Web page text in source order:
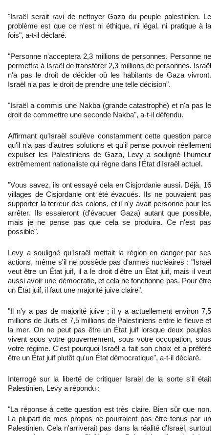
"Israël serait ravi de nettoyer Gaza du peuple palestinien. Le
problème est que ce n'est ni éthique, ni légal, ni pratique à la
fois", a-t-il déclaré.
"Personne n'acceptera 2,3 millions de personnes. Personne ne
permettra à Israël de transférer 2,3 millions de personnes. Israël
n'a pas le droit de décider où les habitants de Gaza vivront.
Israël n'a pas le droit de prendre une telle décision".
"Israël a commis une Nakba (grande catastrophe) et n'a pas le
droit de commettre une seconde Nakba", a-t-il défendu.
Affirmant qu'Israël soulève constamment cette question parce
qu'il n'a pas d'autres solutions et qu'il pense pouvoir réellement
expulser les Palestiniens de Gaza, Levy a souligné l'humeur
extrêmement nationaliste qui règne dans l'État d'Israël actuel.
"Vous savez, ils ont essayé cela en Cisjordanie aussi. Déjà, 16
villages de Cisjordanie ont été évacués. Ils ne pouvaient pas
supporter la terreur des colons, et il n'y avait personne pour les
arrêter. Ils essaieront (d'évacuer Gaza) autant que possible,
mais je ne pense pas que cela se produira. Ce n'est pas
possible".
Levy a souligné qu'Israël mettait la région en danger par ses
actions, même s'il ne possède pas d'armes nucléaires : "Israël
veut être un État juif, il a le droit d'être un État juif, mais il veut
aussi avoir une démocratie, et cela ne fonctionne pas. Pour être
un État juif, il faut une majorité juive claire".
"Il n'y a pas de majorité juive ; il y a actuellement environ 7,5
millions de Juifs et 7,5 millions de Palestiniens entre le fleuve et
la mer. On ne peut pas être un État juif lorsque deux peuples
vivent sous votre gouvernement, sous votre occupation, sous
votre régime. C'est pourquoi Israël a fait son choix et a préféré
être un État juif plutôt qu'un État démocratique", a-t-il déclaré.
Interrogé sur la liberté de critiquer Israël de la sorte s'il était
Palestinien, Levy a répondu :
"La réponse à cette question est très claire. Bien sûr que non.
La plupart de mes propos ne pourraient pas être tenus par un
Palestinien. Cela n'arriverait pas dans la réalité d'Israël, surtout